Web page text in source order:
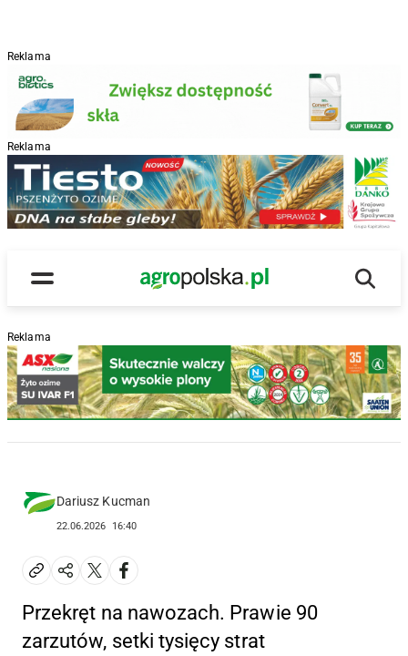
Reklama
Reklama
Menu
Main Logo
Reklama
Dariusz Kucman
22.06.2026 16:40
Przekręt na nawozach. Prawie 90
zarzutów, setki tysięcy strat